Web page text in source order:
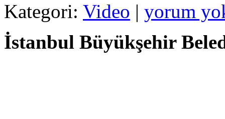
Kategori: Video | yorum
İstanbul Büyükşehir